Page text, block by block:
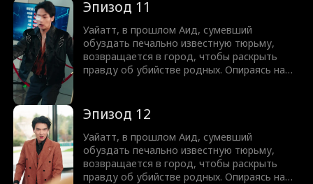
разбивает старых врагов и защищает своё.
Пока преступный мир рушится, Уайатт
приближается к разгадке прошлого и
неизбежной расплате.
Эпизод 11
Уайатт, в прошлом Аид, сумевший
обуздать печально известную тюрьму,
возвращается в город, чтобы раскрыть
правду об убийстве родных. Опираясь на
разрушает криминальные империи,
разбивает старых врагов и защищает своё.
Пока преступный мир рушится, Уайатт
приближается к разгадке прошлого и
неизбежной расплате.
Эпизод 12
Уайатт, в прошлом Аид, сумевший
обуздать печально известную тюрьму,
возвращается в город, чтобы раскрыть
правду об убийстве родных. Опираясь на